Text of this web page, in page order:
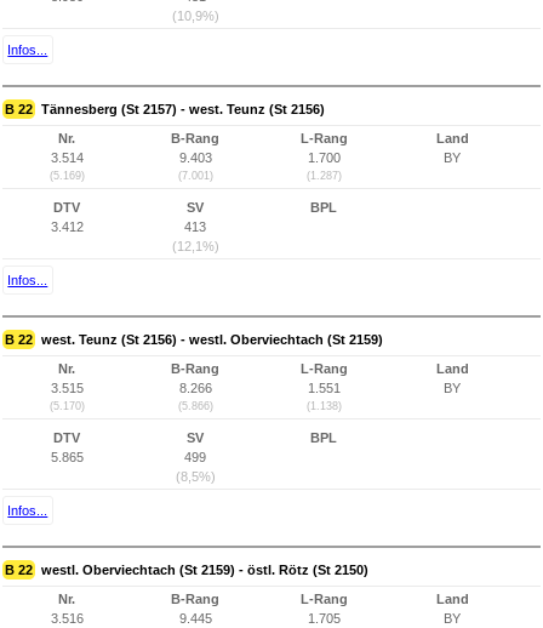
(10,9%)
Infos...
B 22 Tännesberg (St 2157) - west. Teunz (St 2156)
Nr.
3.514
(5.169)
B-Rang
9.403
(7.001)
L-Rang
1.700
(1.287)
Land
BY
DTV
3.412
SV
413
(12,1%)
BPL
Infos...
B 22 west. Teunz (St 2156) - westl. Oberviechtach (St 2159)
Nr.
3.515
(5.170)
B-Rang
8.266
(5.866)
L-Rang
1.551
(1.138)
Land
BY
DTV
5.865
SV
499
(8,5%)
BPL
Infos...
B 22 westl. Oberviechtach (St 2159) - östl. Rötz (St 2150)
Nr.
3.516
B-Rang
9.445
L-Rang
1.705
Land
BY